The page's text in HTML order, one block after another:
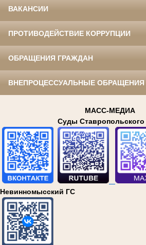
ВАКАНСИИ
ПРОТИВОДЕЙСТВИЕ КОРРУПЦИИ
ОБРАЩЕНИЯ ГРАЖДАН
ВНЕПРОЦЕССУАЛЬНЫЕ ОБРАЩЕНИЯ
МАСС-МЕДИА
Суды Ставропольского
Невинномысский ГС